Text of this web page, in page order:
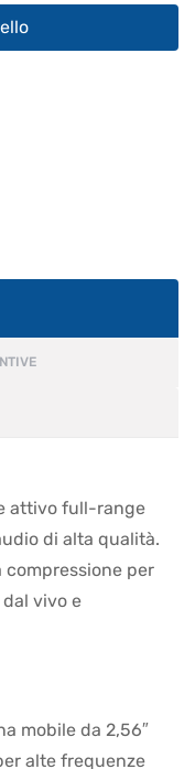
attivo full-range
di alta qualità.
compressione per
vivo e
mobile da 2,56″
alte frequenze